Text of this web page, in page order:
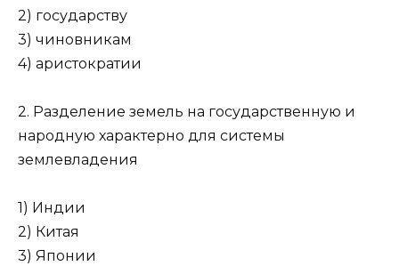
2) государству
3) чиновникам
4) аристократии
2. Разделение земель на государственную и
народную харак­терно для системы
землевладения
1) Индии
2) Китая
3) Японии